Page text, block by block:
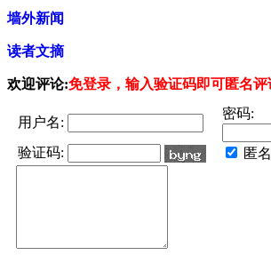
墙外新闻
读者文摘
欢迎评论:免登录，输入验证码即可匿名评
用户名:
密码:
验证码: 匿